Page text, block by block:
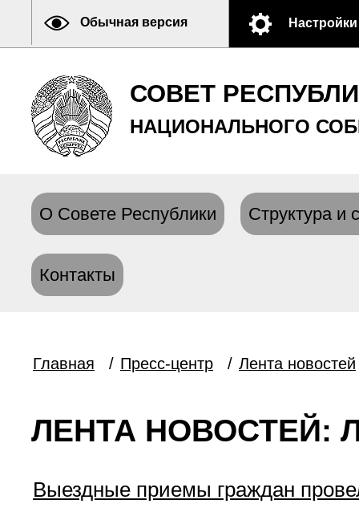
Обычная версия Настройки
СОВЕТ
НАЦИОНАЛЬНОГО
О Совете Республики Структура и
Контакты
Главная / Пресс-центр / Лента новостей
ЛЕНТА НОВОСТЕЙ:
Выездные приемы граждан